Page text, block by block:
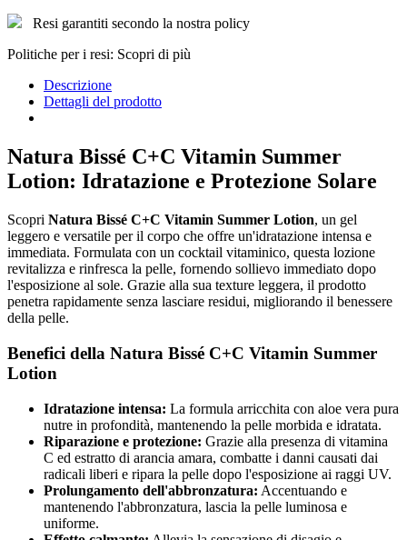
Resi garantiti secondo la nostra policy
Politiche per i resi: Scopri di più
Descrizione
Dettagli del prodotto
Natura Bissé C+C Vitamin Summer
Lotion: Idratazione e Protezione Solare
Scopri Natura Bissé C+C Vitamin Summer Lotion, un gel
leggero e versatile per il corpo che offre un'idratazione intensa e
immediata. Formulata con un cocktail vitaminico, questa lozione
revitalizza e rinfresca la pelle, fornendo sollievo immediato dopo
l'esposizione al sole. Grazie alla sua texture leggera, il prodotto
penetra rapidamente senza lasciare residui, migliorando il benessere
della pelle.
Benefici della Natura Bissé C+C Vitamin Summer
Lotion
Idratazione intensa: La formula arricchita con aloe vera pura
nutre in profondità, mantenendo la pelle morbida e idratata.
Riparazione e protezione: Grazie alla presenza di vitamina
C ed estratto di arancia amara, combatte i danni causati dai
radicali liberi e ripara la pelle dopo l'esposizione ai raggi UV.
Prolungamento dell'abbronzatura: Accentuando e
mantenendo l'abbronzatura, lascia la pelle luminosa e
uniforme.